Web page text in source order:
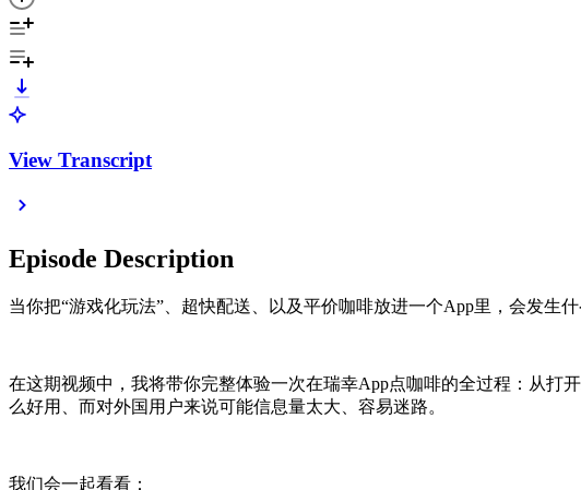
View Transcript
Episode Description
当你把“游戏化玩法”、超快配送、以及平价咖啡放进一个App里，会发生
在这期视频中，我将带你完整体验一次在瑞幸App点咖啡的全过程：从打
么好用、而对外国用户来说可能信息量太大、容易迷路。
我们会一起看看：